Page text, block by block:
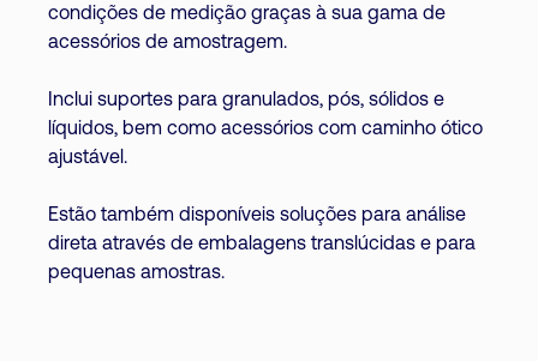
condições de medição graças à sua gama de
acessórios de amostragem.
Inclui suportes para granulados, pós, sólidos e
líquidos, bem como acessórios com caminho ótico
ajustável.
Estão também disponíveis soluções para análise
direta através de embalagens translúcidas e para
pequenas amostras.